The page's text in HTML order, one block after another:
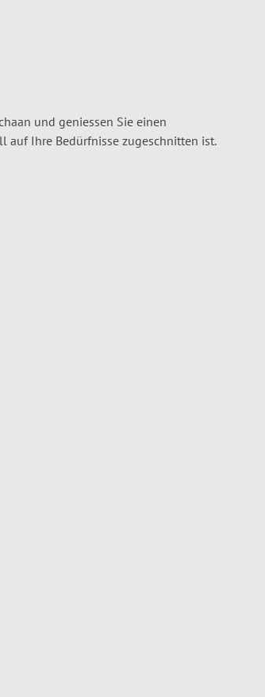
und geniessen Sie einen
auf Ihre Bedürfnisse zugeschnitten ist.